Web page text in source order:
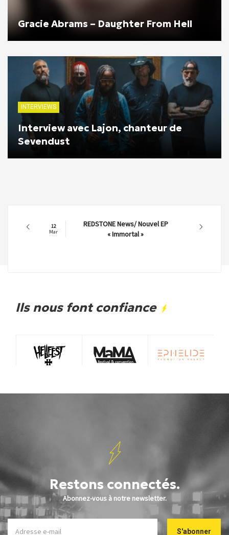
Gracie Abrams – Daughter From Hell
INTERVIEWS
Interview avec Lajon, chanteur de
Sevendust
12
Mar
REDSTONE News/ Nouvel EP
« Immortal »
Ils nous font confiance
Restons connectés.
Abonnez-vous à notre newsletter.